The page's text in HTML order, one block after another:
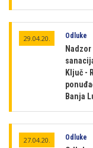
29.04.20. Odluke
Ključ -
Banja
27.04.20. Odluke